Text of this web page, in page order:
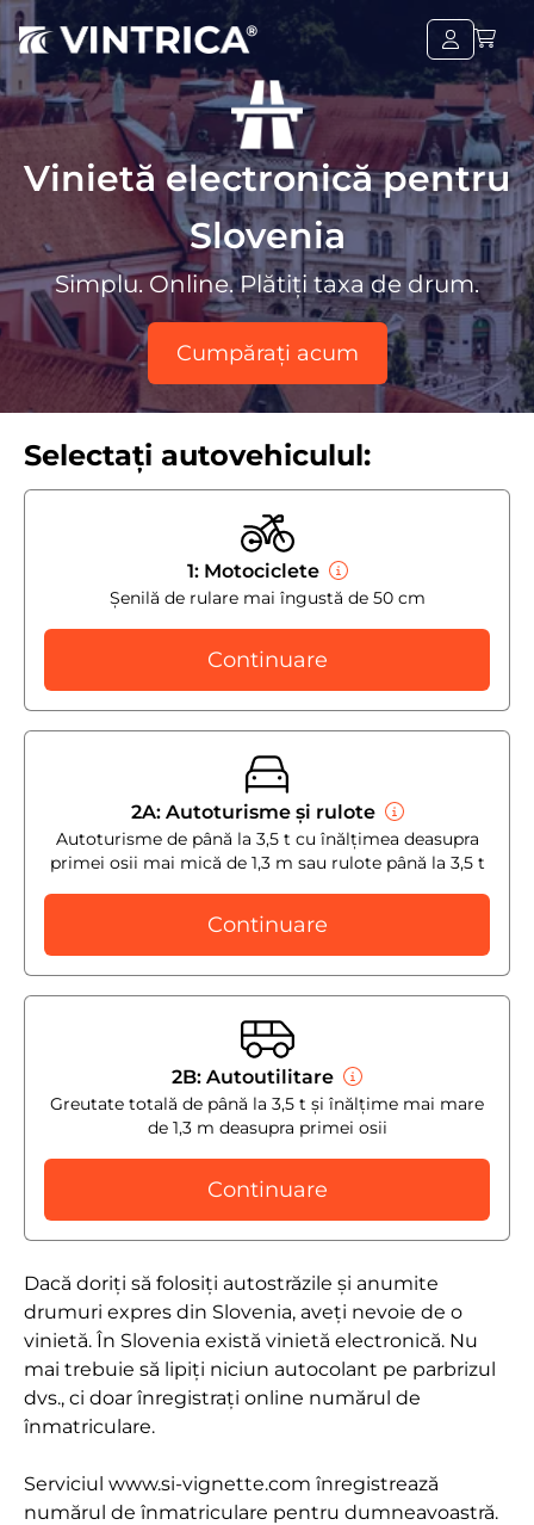
Vinietă electronică pentru
Slovenia
Simplu. Online. Plătiți taxa de drum.
Cumpărați acum
Dacă doriți să folosiți autostrăzile și anumite
drumuri expres din Slovenia, aveți nevoie de o
vinietă. În Slovenia există vinietă electronică. Nu
mai trebuie să lipiți niciun autocolant pe parbrizul
dvs., ci doar înregistrați online numărul de
înmatriculare.
Serviciul www.si-vignette.com înregistrează
numărul de înmatriculare pentru dumneavoastră.
Selectați autovehiculul:
1: Motociclete
Șenilă de rulare mai îngustă de 50 cm
Continuare
2A: Autoturisme și rulote
Autoturisme de până la 3,5 t cu înălțimea deasupra
primei osii mai mică de 1,3 m sau rulote până la 3,5 t
Continuare
2B: Autoutilitare
Greutate totală de până la 3,5 t și înălțime mai mare
de 1,3 m deasupra primei osii
Continuare